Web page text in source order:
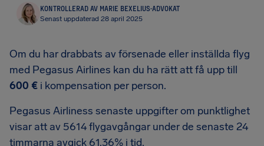
KONTROLLERAD AV MARIE BEXELIUS·ADVOKAT
Senast uppdaterad 28 april 2025
Om du har drabbats av försenade eller inställda flyg
med Pegasus Airlines kan du ha rätt att få upp till
600 € i kompensation per person.
Pegasus Airliness senaste uppgifter om punktlighet
visar att av 5614 flygavgångar under de senaste 24
timmarna avgick 61.36% i tid.